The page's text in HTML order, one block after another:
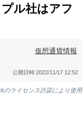
ル社はアフ
仮想通貨情報
公開日時:2022/11/17 12:52
のライセンス許諾により使用